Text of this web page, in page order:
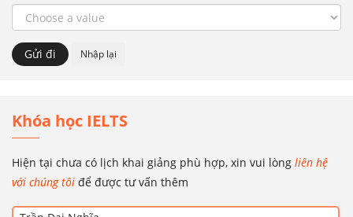
Khóa học IELTS
Hiện tại chưa có lịch khai giảng phù hợp, xin vui lòng liên hệ
với chúng tôi để được tư vấn thêm